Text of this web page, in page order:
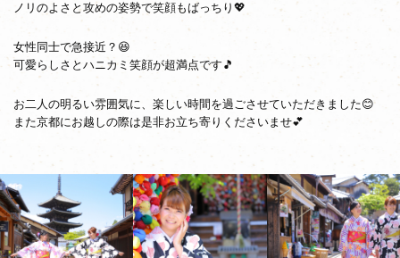
ノリのよさと攻めの姿勢で笑顔もばっちり💖
女性同士で急接近？😆
可愛らしさとハニカミ笑顔が超満点です🎵
お二人の明るい雰囲気に、楽しい時間を過ごさせていただきました😊
また京都にお越しの際は是非お立ち寄りくださいませ💕